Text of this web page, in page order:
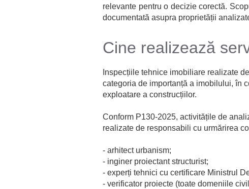
relevante pentru o decizie corectă.
documentată asupra proprietății
Cine realizează
Inspecțiile tehnice imobiliare realizate
categoria de importanță a imobilului, în
exploatare a construcțiilor.
Conform P130-2025, activitățile de
realizate de responsabili cu urmărirea
- arhitect urbanism;
- inginer proiectant structurist;
- experți tehnici cu certificare Ministrul
- verificator proiecte (toate domeniile